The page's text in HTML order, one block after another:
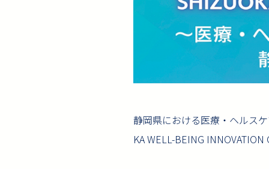
静岡県における医療・ヘルス
KA WELL-BEING